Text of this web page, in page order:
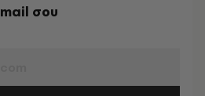
mail σου